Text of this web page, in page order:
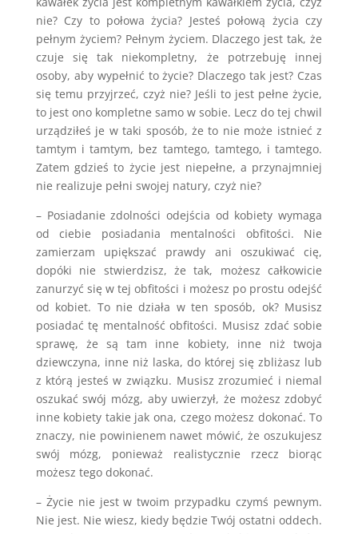
nie? Czy to połowa życia? Jesteś połową życia czy
pełnym życiem? Pełnym życiem. Dlaczego jest tak, że
czuje się tak niekompletny, że potrzebuję innej
osoby, aby wypełnić to życie? Dlaczego tak jest? Czas
się temu przyjrzeć, czyż nie? Jeśli to jest pełne życie,
to jest ono kompletne samo w sobie. Lecz do tej chwil
urządziłeś je w taki sposób, że to nie może istnieć z
tamtym i tamtym, bez tamtego, tamtego, i tamtego.
Zatem gdzieś to życie jest niepełne, a przynajmniej
nie realizuje pełni swojej natury, czyż nie?
– Posiadanie zdolności odejścia od kobiety wymaga
od ciebie posiadania mentalności obfitości. Nie
zamierzam upiększać prawdy ani oszukiwać cię,
dopóki nie stwierdzisz, że tak, możesz całkowicie
zanurzyć się w tej obfitości i możesz po prostu odejść
od kobiet. To nie działa w ten sposób, ok? Musisz
posiadać tę mentalność obfitości. Musisz zdać sobie
sprawę, że są tam inne kobiety, inne niż twoja
dziewczyna, inne niż laska, do której się zbliżasz lub
z którą jesteś w związku. Musisz zrozumieć i niemal
oszukać swój mózg, aby uwierzył, że możesz zdobyć
inne kobiety takie jak ona, czego możesz dokonać. To
znaczy, nie powinienem nawet mówić, że oszukujesz
swój mózg, ponieważ realistycznie rzecz biorąc
możesz tego dokonać.
– Życie nie jest w twoim przypadku czymś pewnym.
Nie jest. Nie wiesz, kiedy będzie Twój ostatni oddech.